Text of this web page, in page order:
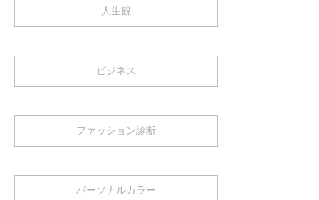
人生観
ビジネス
ファッション診断
パーソナルカラー